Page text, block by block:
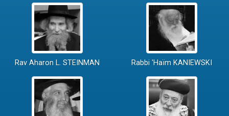
Rav Aharon L. STEINMAN Rabbi 'Haïm KANIEWSKI